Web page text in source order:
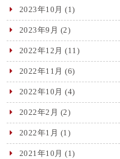
2023年10月 (1)
2023年9月 (2)
2022年12月 (11)
2022年11月 (6)
2022年10月 (4)
2022年2月 (2)
2022年1月 (1)
2021年10月 (1)